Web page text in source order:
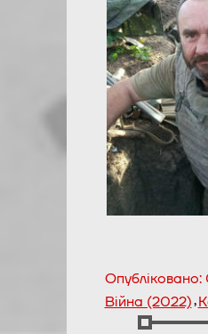
Опубліковано:
Війна (2022),